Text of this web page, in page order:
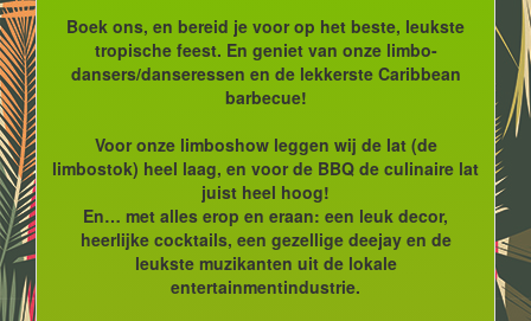
Boek ons, en bereid je voor op het beste, leukste
tropische feest. En geniet van onze limbo-
dansers/danseressen en de lekkerste Caribbean
barbecue!
Voor onze limboshow leggen wij de lat (de
limbostok) heel laag, en voor de BBQ de culinaire lat
juist heel hoog!
En… met alles erop en eraan: een leuk decor,
heerlijke cocktails, een gezellige deejay en de
leukste muzikanten uit de lokale
entertainmentindustrie.